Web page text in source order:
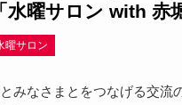
曜サロン with 赤
曜サロン
みなさまとをつなげる交流